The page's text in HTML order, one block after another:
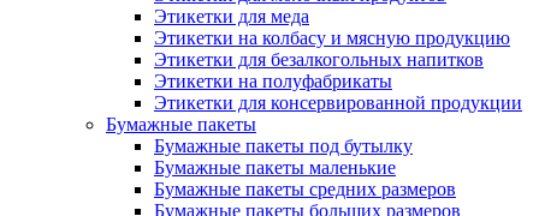
Этикетки для меда
Этикетки на колбасу и мясную продукцию
Этикетки для безалкогольных напитков
Этикетки на полуфабрикаты
Этикетки для консервированной продукции
Бумажные пакеты
Бумажные пакеты под бутылку
Бумажные пакеты маленькие
Бумажные пакеты средних размеров
Бумажные пакеты больших размеров